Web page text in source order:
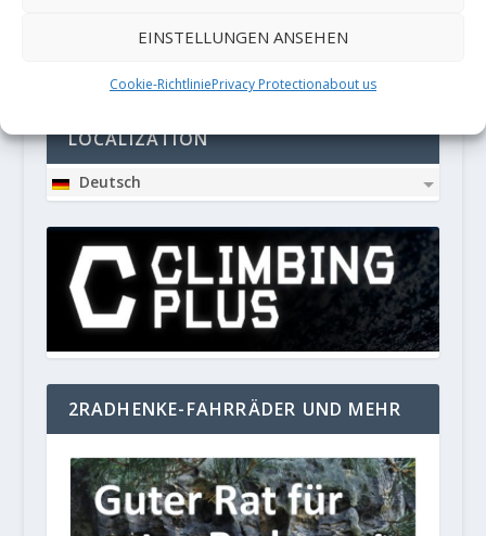
EINSTELLUNGEN ANSEHEN
Cookie-RichtliniePrivacy Protectionabout us
LOCALIZATION
Deutsch
2RADHENKE-FAHRRÄDER UND MEHR